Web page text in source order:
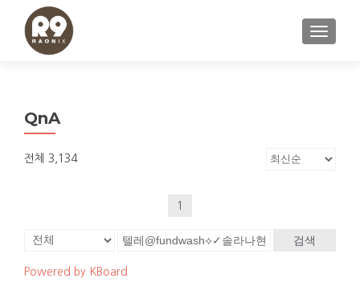
내비게
QnA
전체 3,134
1
검색
Powered by KBoard